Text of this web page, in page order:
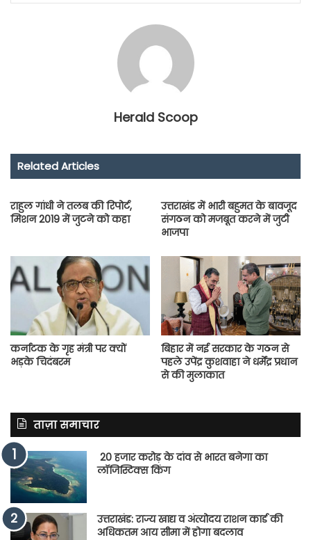
Herald Scoop
Related Articles
राहुल गांधी ने तलब की रिपोर्ट,
मिशन 2019 में जुटने को कहा
उत्तराखंड में भारी बहुमत के बावजूद
संगठन को मजबूत करने में जुटी
भाजपा
कर्नाटक के गृह मंत्री पर क्यों
भड़के चिदंबरम
बिहार में नई सरकार के गठन से
पहले उपेंद्र कुशवाहा ने धर्मेंद्र प्रधान
से की मुलाकात
ताज़ा समाचार
20 हजार करोड़ के दांव से भारत बनेगा का
लॉजिस्टिक्स किंग
उत्तराखंड: राज्य खाद्य व अंत्योदय राशन कार्ड की
अधिकतम आय सीमा में होगा बदलाव